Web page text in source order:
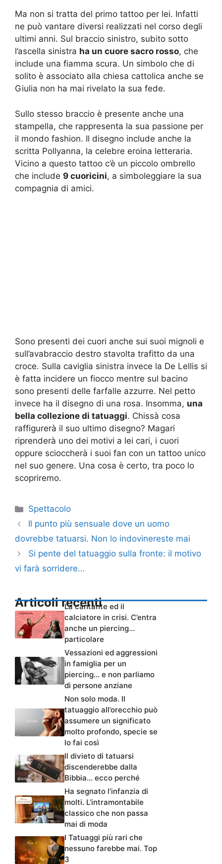
Ma non si tratta del primo tattoo per lei. Infatti
ne può vantare diversi realizzati nel corso degli
ultimi anni. Sul braccio sinistro, subito sotto
l’ascella sinistra ha un cuore sacro rosso, che
include una fiamma scura. Un simbolo che di
solito è associato alla chiesa cattolica anche se
Giulia non ha mai rivelato la sua fede.
Sullo stesso braccio è presente anche una
stampella, che rappresenta la sua passione per
il mondo fashion. Il disegno include anche la
scritta Pollyanna, la celebre eroina letteraria.
Vicino a questo tattoo c’è un piccolo ombrello
che include 9 cuoricini, a simboleggiare la sua
compagnia di amici.
Sono presenti dei cuori anche sui suoi mignoli e
sull’avabraccio destro stavolta trafitto da una
croce. Sulla caviglia sinistra invece la De Lellis si
è fatta incidere un fiocco mentre sul bacino
sono presenti delle farfalle azzurre. Nel petto
invece ha il disegno di una rosa. Insomma, una
bella collezione di tatuaggi. Chissà cosa
raffigurerà il suo ultimo disegno? Magari
riprenderà uno dei motivi a lei cari, i cuori
oppure scioccherà i suoi fan con un tattoo unico
nel suo genere. Una cosa è certo, tra poco lo
scopriremo.
Categorie
Spettacolo
Il punto più sensuale dove un uomo
dovrebbe tatuarsi. Non lo indovinereste mai
Si pente del tatuaggio sulla fronte: il motivo
vi farà sorridere…
Articoli recenti
La cantante ed il
calciatore in crisi. C’entra
anche un piercing…
particolare
Vessazioni ed aggressioni
in famiglia per un
piercing… e non parliamo
di persone anziane
Non solo moda. Il
tatuaggio all’orecchio può
assumere un significato
molto profondo, specie se
lo fai così
Il divieto di tatuarsi
discenderebbe dalla
Bibbia… ecco perché
Ha segnato l’infanzia di
molti. L’intramontabile
classico che non passa
mai di moda
I Tatuaggi più rari che
nessuno farebbe mai. Top
3